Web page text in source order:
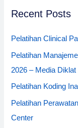
c
f
o
r
:
Recent Posts
Pelatihan Clinical
Pelatihan
2026 – Media Diklat
Pelatihan Koding
Pelatihan
Center